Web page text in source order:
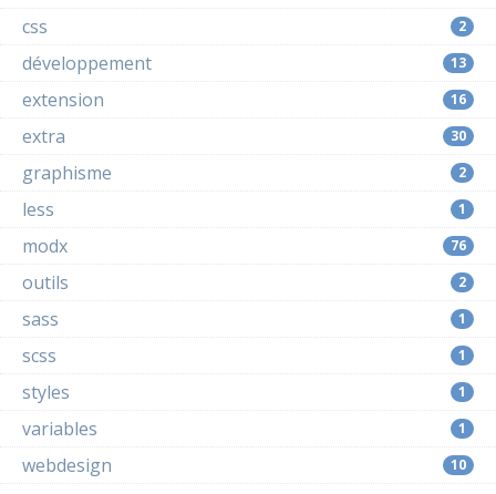
css 2
développement 13
extension 16
extra 30
graphisme 2
less 1
modx 76
outils 2
sass 1
scss 1
styles 1
variables 1
webdesign 10